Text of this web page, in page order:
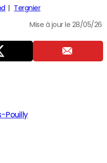
Tergnier
Mise à jour le 28/05/26
Pouilly